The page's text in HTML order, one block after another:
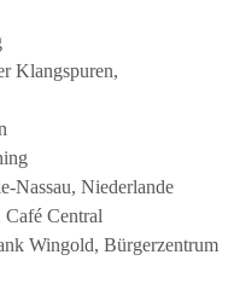
Klangspuren,
Nassau, Niederlande
Central
Wingold, Bürgerzentrum